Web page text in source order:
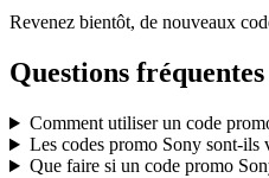
Revenez bientôt, de nouveaux
Questions
Comment utiliser un code
Les codes promo Sonysont-ils
Que faire si un code promo